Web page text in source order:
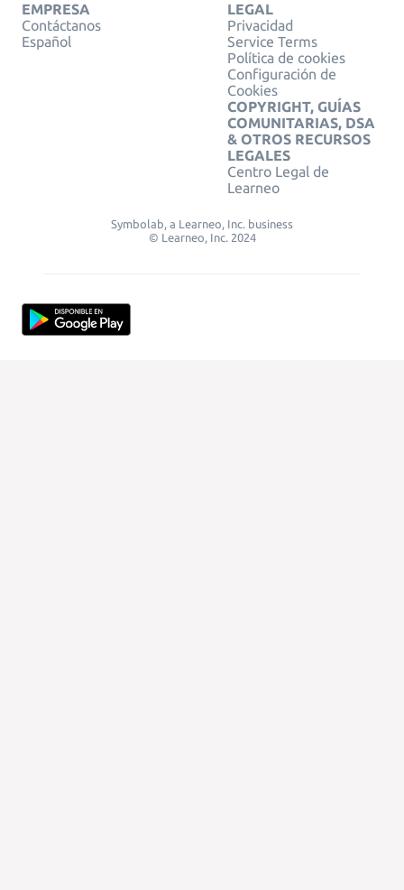
EMPRESA
Contáctanos
Español
LEGAL
Privacidad
Service Terms
Política de cookies
Configuración de
Cookies
COPYRIGHT, GUÍAS
COMUNITARIAS, DSA
& OTROS RECURSOS
LEGALES
Centro Legal de
Learneo
Symbolab, a Learneo, Inc. business
© Learneo, Inc. 2024